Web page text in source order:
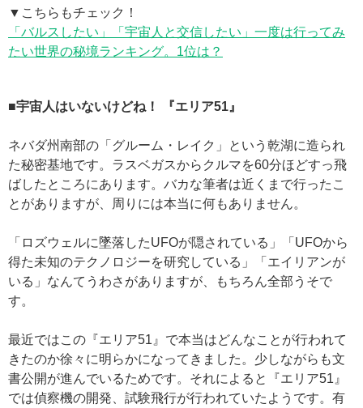
▼こちらもチェック！
「バルスしたい」「宇宙人と交信したい」一度は行ってみ
たい世界の秘境ランキング。1位は？
■宇宙人はいないけどね！ 『エリア51』
ネバダ州南部の「グルーム・レイク」という乾湖に造られ
た秘密基地です。ラスベガスからクルマを60分ほどすっ飛
ばしたところにあります。バカな筆者は近くまで行ったこ
とがありますが、周りには本当に何もありません。
「ロズウェルに墜落したUFOが隠されている」「UFOから
得た未知のテクノロジーを研究している」「エイリアンが
いる」なんてうわさがありますが、もちろん全部うそで
す。
最近ではこの『エリア51』で本当はどんなことが行われて
きたのか徐々に明らかになってきました。少しながらも文
書公開が進んでいるためです。それによると『エリア51』
では偵察機の開発、試験飛行が行われていたようです。有